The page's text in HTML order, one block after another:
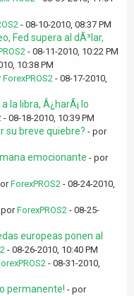
- 08-10-2010, 08:37 PM
Fed supera al dÃ³lar,
- 08-11-2010, 10:22 PM
10:38 PM
ForexPROS2 - 08-17-2010,
la libra, Â¿harÃ¡ lo
- 08-18-2010, 10:39 PM
su breve quiebre? - por
emocionante - por
ForexPROS2 - 08-24-2010,
porForexPROS2 - 08-25-
europeas ponen al
- 08-26-2010, 10:40 PM
- 08-31-2010,
permanente! - por